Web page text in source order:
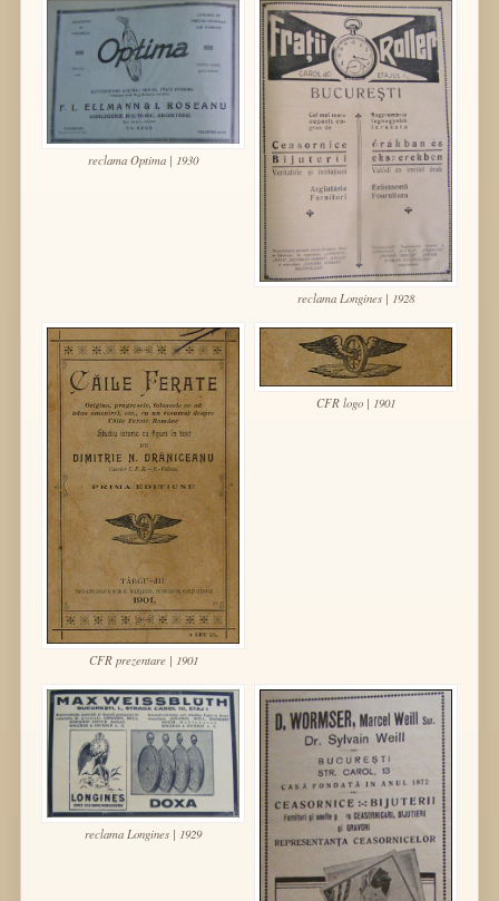
reclama Optima | 1930
reclama Longines | 1928
CFR prezentare | 1901
CFR logo | 1901
reclama Longines | 1929